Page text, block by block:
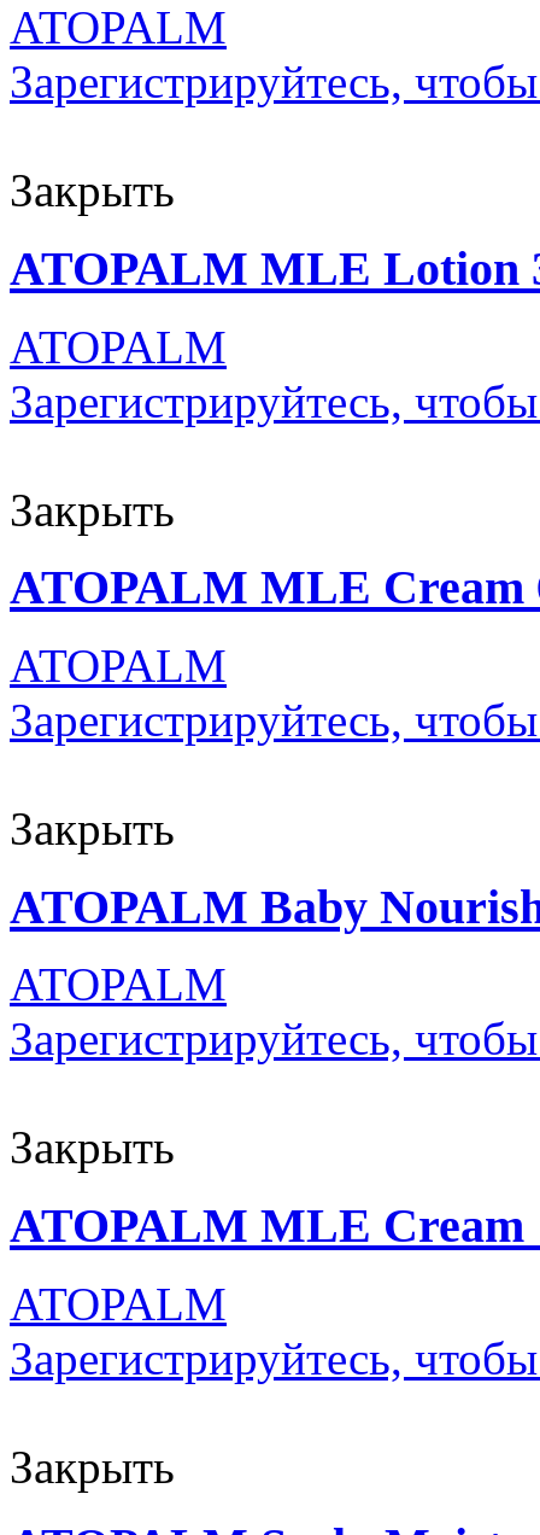
ATOPALM
Зарегистрируйтесь,
Закрыть
ATOPALM MLE Lotion
ATOPALM
Зарегистрируйтесь,
Закрыть
ATOPALM MLE Cream
ATOPALM
Зарегистрируйтесь,
Закрыть
ATOPALM Baby
ATOPALM
Зарегистрируйтесь,
Закрыть
ATOPALM MLE Cream
ATOPALM
Зарегистрируйтесь,
Закрыть